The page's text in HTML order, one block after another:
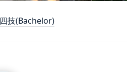
四技(Bachelor)